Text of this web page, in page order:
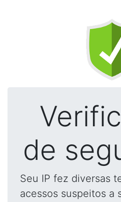
de
Seu IP fez diversas
acessos suspeitos a